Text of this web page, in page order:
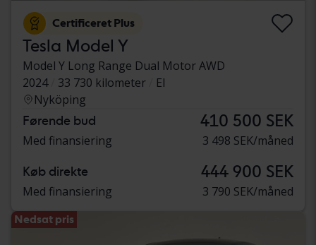
Certificeret Plus
Tesla Model Y
Model Y Long Range Dual Motor AWD
2024
33 730 kilometer
El
Nyköping
Førende bud 410 500 SEK
Med finansiering 3 498 SEK/måned
Køb direkte 444 900 SEK
Med finansiering 3 790 SEK/måned
Nedsat pris